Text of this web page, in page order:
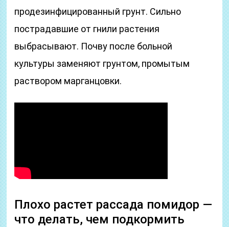
продезинфицированный грунт. Сильно
пострадавшие от гнили растения
выбрасывают. Почву после больной
культуры заменяют грунтом, промытым
раствором марганцовки.
Плохо растет рассада помидор —
что делать, чем подкормить